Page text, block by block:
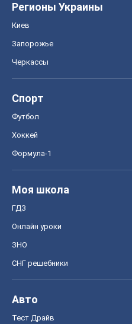
Регионы Украины
Киев
Запорожье
Черкассы
Спорт
Футбол
Хоккей
Формула-1
Моя школа
ГДЗ
Онлайн уроки
ЗНО
СНГ решебники
Авто
Тест Драйв